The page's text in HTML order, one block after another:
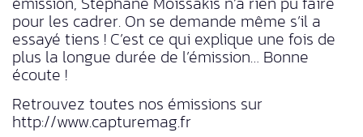
pour les cadrer. On se demande même s’il a
essayé tiens ! C’est ce qui explique une fois de
plus la longue durée de l’émission… Bonne
écoute !
Retrouvez toutes nos émissions sur
http://www.capturemag.fr